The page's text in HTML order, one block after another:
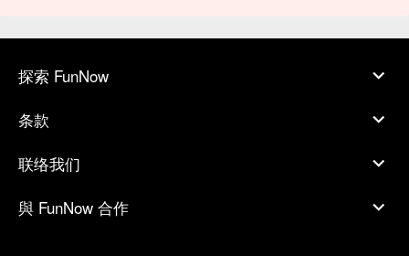
探索 FunNow
条款
联络我们
與 FunNow 合作